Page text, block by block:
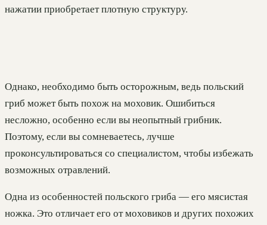
нажатии приобретает плотную структуру.
Однако, необходимо быть осторожным, ведь польский
гриб может быть похож на моховик. Ошибиться
несложно, особенно если вы неопытный грибник.
Поэтому, если вы сомневаетесь, лучше
проконсультироваться со специалистом, чтобы избежать
возможных отравлений.
Одна из особенностей польского гриба — его мясистая
ножка. Это отличает его от моховиков и других похожих